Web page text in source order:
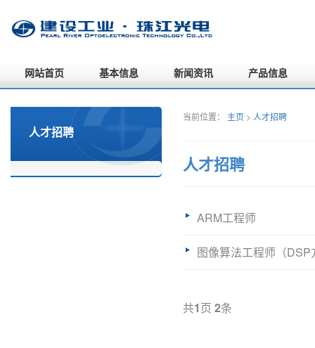
网站首页 基本信息 新闻资讯 产品信息
人才招聘
当前位置： 主页 > 人才招聘
人才招聘
ARM工程师
图像算法工程师（DSP
共1页 2条